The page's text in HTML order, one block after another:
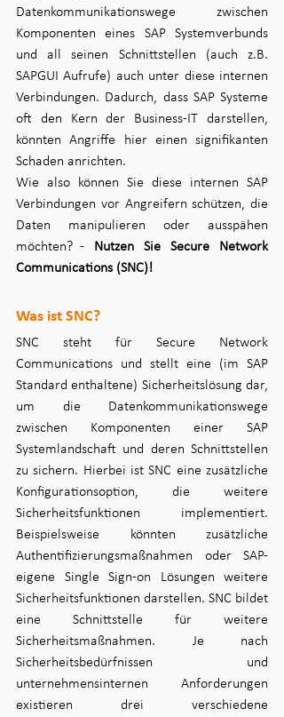
Datenkommunikationswege zwischen
Komponenten eines SAP Systemverbunds
und all seinen Schnittstellen (auch z.B.
SAPGUI Aufrufe) auch unter diese internen
Verbindungen. Dadurch, dass SAP Systeme
oft den Kern der Business-IT darstellen,
könnten Angriffe hier einen signifikanten
Schaden anrichten.
Wie also können Sie diese internen SAP
Verbindungen vor Angreifern schützen, die
Daten manipulieren oder ausspähen
möchten? - Nutzen Sie Secure Network
Communications (SNC)!
Was ist SNC?
SNC steht für Secure Network
Communications und stellt eine (im SAP
Standard enthaltene) Sicherheitslösung dar,
um die Datenkommunikationswege
zwischen Komponenten einer SAP
Systemlandschaft und deren Schnittstellen
zu sichern. Hierbei ist SNC eine zusätzliche
Konfigurationsoption, die weitere
Beispielsweise könnten zusätzliche
Authentifizierungsmaßnahmen oder SAP-
eigene Single Sign-on Lösungen weitere
Sicherheitsfunktionen darstellen. SNC bildet
eine Schnittstelle für weitere
Sicherheitsmaßnahmen. Je nach
Sicherheitsbedürfnissen und
unternehmensinternen Anforderungen
existieren drei verschiedene